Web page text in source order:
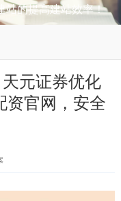
站的提高建站效率！
元证券优化
资官网，安全